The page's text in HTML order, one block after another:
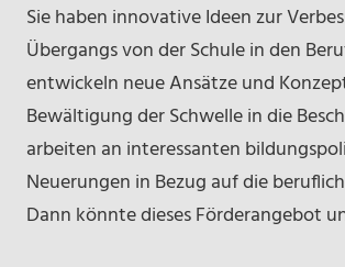
Sie haben innovative Ideen zur
Übergangs von der Schule in den
entwickeln neue Ansätze und
Bewältigung der Schwelle in die
arbeiten an interessanten
Neuerungen in Bezug auf die
Dann könnte dieses Förderangebot